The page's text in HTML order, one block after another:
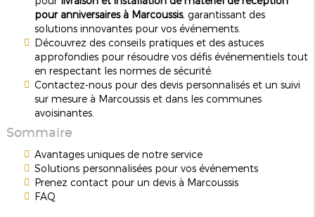
pour anniversaires à Marcoussis, garantissant des
solutions innovantes pour vos événements.
Découvrez des conseils pratiques et des astuces
approfondies pour résoudre vos défis événementiels tout
en respectant les normes de sécurité.
Contactez-nous pour des devis personnalisés et un suivi
sur mesure à Marcoussis et dans les communes
avoisinantes.
Sommaire
Avantages uniques de notre service
Solutions personnalisées pour vos événements
Prenez contact pour un devis à Marcoussis
FAQ